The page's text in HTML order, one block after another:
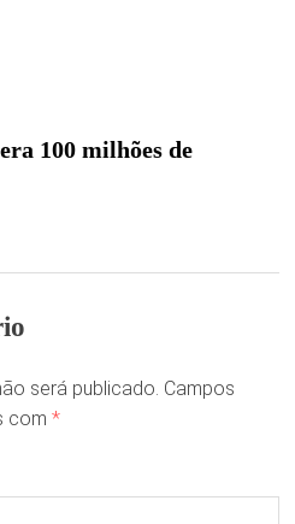
100 milhões de
será publicado. Campos
com *